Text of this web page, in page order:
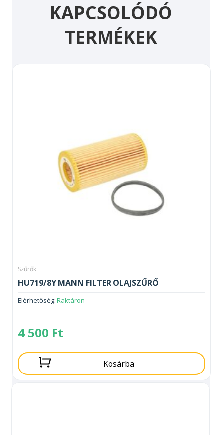
KAPCSOLÓDÓ
TERMÉKEK
Szűrők
HU719/8Y MANN FILTER OLAJSZŰRŐ
Elérhetőség: Raktáron
4 500 Ft
Kosárba